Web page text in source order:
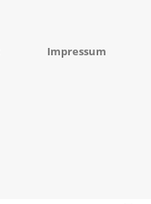
Impressum